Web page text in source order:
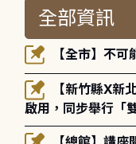
【全市】不
啟用，同步舉行「
躍參加(115年8月3